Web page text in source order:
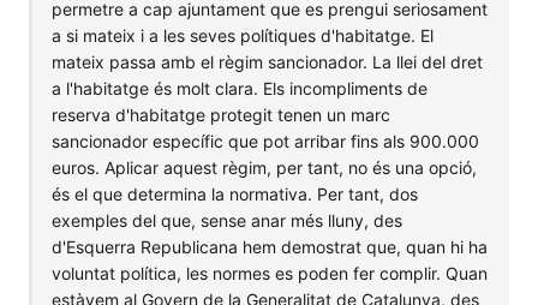
permetre a cap ajuntament que es prengui seriosament
a si mateix i a les seves polítiques d'habitatge. El
mateix passa amb el règim sancionador. La llei del dret
a l'habitatge és molt clara. Els incompliments de
reserva d'habitatge protegit tenen un marc
sancionador específic que pot arribar fins als 900.000
euros. Aplicar aquest règim, per tant, no és una opció,
és el que determina la normativa. Per tant, dos
exemples del que, sense anar més lluny, des
d'Esquerra Republicana hem demostrat que, quan hi ha
voluntat política, les normes es poden fer complir. Quan
estàvem al Govern de la Generalitat de Catalunya, des